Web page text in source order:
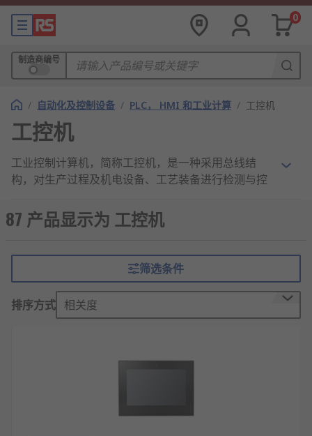
0
制造商编号
/ 自动化及控制设备 / PLC， HMI 和工业计算 / 工控机
工控机
工业控制计算机，简称工控机，是一种采用总线结
构，对生产过程及机电设备、工艺装备进行检测与控
征，如具有计算机主板、CPU、硬盘、内存、外设及
接口，并有操作系统、控制网络和协议、计算能力、
属于中间产品，是为其他各行业提供稳定、可靠、嵌
入式、智能化的工业计算机。
工控机是什么设备？
专为工业生产现场及复杂工业环境设计的专用计算机
接工业现场设备与上层管理系统的关键枢纽。
87 产品显示为 工控机
筛选条件
排序方式 相关度